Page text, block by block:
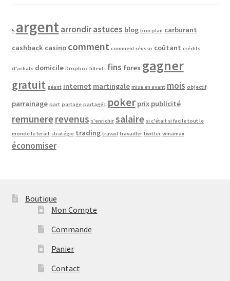
5 argentarrondirastuces blog bon plan carburant
cashback casino comment comment réussir coûtant crédits
d'achats domicile Dropbox filleuls fins forex gagner
gratuit géant internet martingale mise en avant mois objectif
parrainage part partage partagés poker prix publicité
remunererevenus s'enrichir salaire si c'était si facile tout le
monde le ferait stratégie trading travail travailler twitter winamax
économiser
Boutique
Mon Compte
Commande
Panier
Contact